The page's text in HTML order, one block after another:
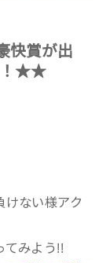
快賞が出
！★★
けない様アク
てみよう!!